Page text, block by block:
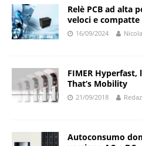
Relè PCB ad alta
veloci e compatte
16/09/2024
FIMER Hyperfast,
That’s Mobility
21/09/2018
Autoconsumo